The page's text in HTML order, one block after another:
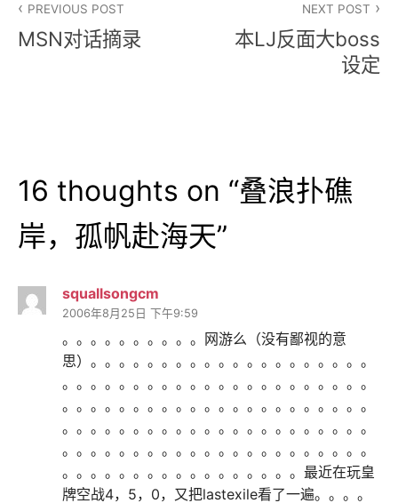
章
PREVIOUS POST
MSN对话摘录
NEXT POST
本LJ反面大boss
设定
16 thoughts on “叠浪扑礁
岸，孤帆赴海天”
squallsongcm
2006年8月25日 下午9:59
。。。。。。。。。。网游么（没有鄙视的意
思）。。。。。。。。。。。。。。。。。。。。
。。。。。。。。。。。。。。。。。。。。。。
。。。。。。。。。。。。。。。。。。。。。。
。。。。。。。。。。。。。。。。。。。。。。
。。。。。。。。。。。。。。。。。。。。。。
。。。。。。。。。。。。。。。。。最近在玩皇
牌空战4，5，0，又把lastexile看了一遍。。。。